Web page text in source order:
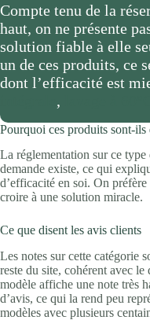
Compte tenu de la
haut, on ne présente
solution fiable à elle
un de ces produits, ce
dont l’efficacité est
,
Pourquoi ces produits sont-ils
La réglementation sur ce type
demande existe, ce qui
d’efficacité en soi. On
croire à une solution miracle.
Ce que disent les avis clients
Les notes sur cette catégorie
reste du site, cohérent avec
modèle affiche une note très
d’avis, ce qui la rend peu
modèles avec plusieurs